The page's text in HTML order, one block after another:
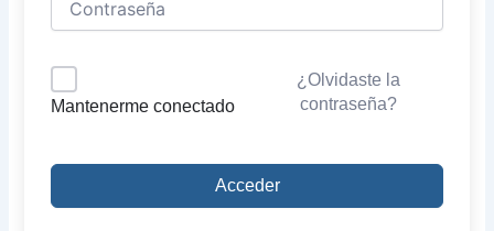
Mantenerme conectado
¿Olvidaste la
contraseña?
Acceder